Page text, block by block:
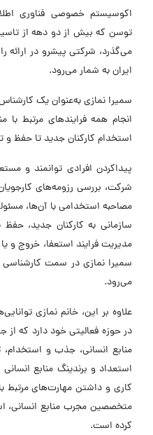
اکوسیستم خصوصی فناوری
توسن که بیش از دو دهه از
می‌گذرد، شرکتی پیشرو در ارائه
ایران به شمار می‌رود.
سمیرا نمازی به‌عنوان یک
انجام همه فرایندهای مرتبط
استخدام کارکنان جدید تا حفظ و
پیداکردن افرادی توانمند و
شرکت، بررسی رزومه‌های
مصاحبه استخدامی با آن‌ها،
سازمانی به کارکنان جدید،
مدیریت فرایند استعفا، خروج و
سمیرا نمازی در سمت
می‌رود.
علاوه بر این، خانم نمازی
در حوزه فعالیتی خود دارد که از
منابع انسانی، جذب و
استعداد و برندینگ منابع
کاری و داشتن مهارت‌های مرتبط
متخصصین مجرب منابع انسانی،
کرده است.